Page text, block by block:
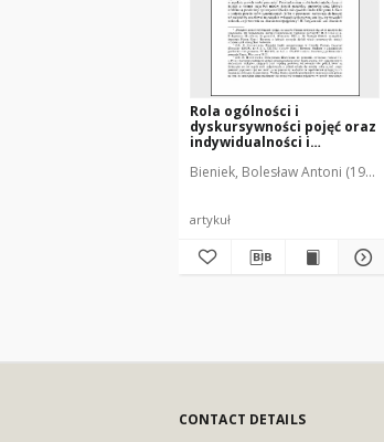
Rola ogólności i
dyskursywności pojęć oraz
indywidualności i
procesie poznania według
Bieniek, Bolesław Antoni (1963- )
artykuł
CONTACT DETAILS